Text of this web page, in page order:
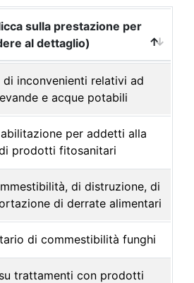
sulla prestazione per
al dettaglio)
inconvenienti relativi ad
e acque potabili
per addetti alla
prodotti fitosanitari
di distruzione, di
di derrate alimentari
di commestibilità funghi
trattamenti con prodotti